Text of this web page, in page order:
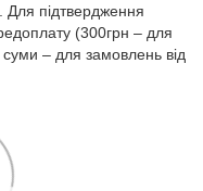
Для підтвердження
(300грн – для
– для замовлень від